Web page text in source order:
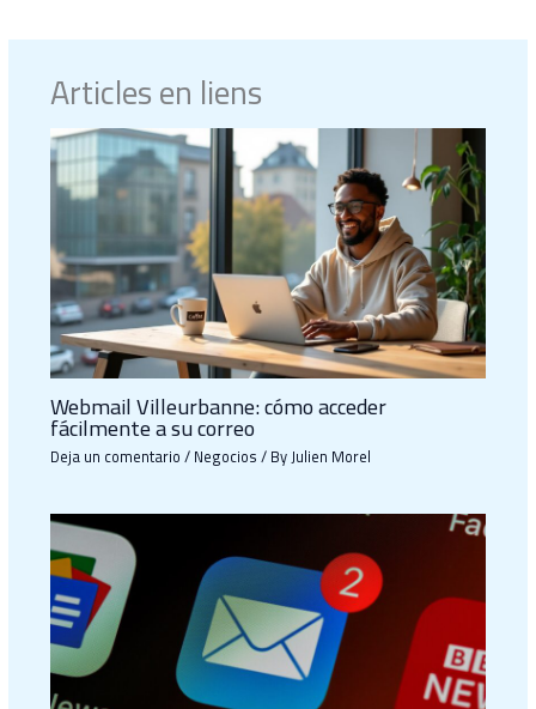
Articles en liens
Webmail Villeurbanne: cómo acceder
fácilmente a su correo
Deja un comentario/Negocios/ ByJulien Morel